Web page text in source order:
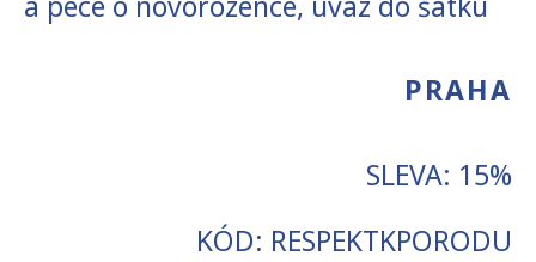
PRAHA
SLEVA: 15%
KÓD: RESPEKTKPORODU